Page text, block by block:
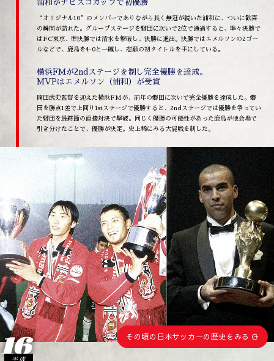
浦和がナビスコカップで初優勝
“オリジナル10”のメンバーでありながら長く無冠が続いた浦和に、ついに歓喜
の瞬間が訪れた。グループステージを磐田に次いで2位で通過すると、準々決勝で
はFC東京、準決勝では清水を撃破し、決勝に進出。決勝ではエメルソンの2ゴー
ルなどで、鹿島を4-0と一蹴し、悲願の初タイトルを手にしている。
横浜FMが2ndステージを制し完全優勝を達成。
MVPはエメルソン（浦和）が受賞
岡田武史監督を迎えた横浜FMが、前年の磐田に次いで完全優勝を達成した。磐
田を勝点1差で上回り1stステージで優勝すると、2ndステージでは優勝を争ってい
た磐田を最終節の直接対決で撃破。同じく優勝の可能性があった鹿島が他会場で
引き分けたことで、優勝が決定。史上稀にみる大混戦を制した。
その頃の日本サッカーの歴史をみる
16